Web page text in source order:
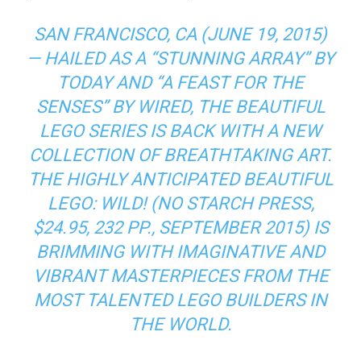
SAN FRANCISCO, CA (JUNE 19, 2015)
— HAILED AS A “STUNNING ARRAY” BY
TODAY AND “A FEAST FOR THE
SENSES” BY WIRED, THE BEAUTIFUL
LEGO SERIES IS BACK WITH A NEW
COLLECTION OF BREATHTAKING ART.
THE HIGHLY ANTICIPATED BEAUTIFUL
LEGO: WILD! (NO STARCH PRESS,
$24.95, 232 PP., SEPTEMBER 2015) IS
BRIMMING WITH IMAGINATIVE AND
VIBRANT MASTERPIECES FROM THE
MOST TALENTED LEGO BUILDERS IN
THE WORLD.